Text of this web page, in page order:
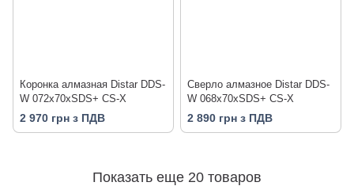
Коронка алмазная Distar DDS-
W 072x70xSDS+ CS-X
2 970 грн з ПДВ
Сверло алмазное Distar DDS-
W 068x70xSDS+ CS-X
2 890 грн з ПДВ
Показать еще 20 товаров